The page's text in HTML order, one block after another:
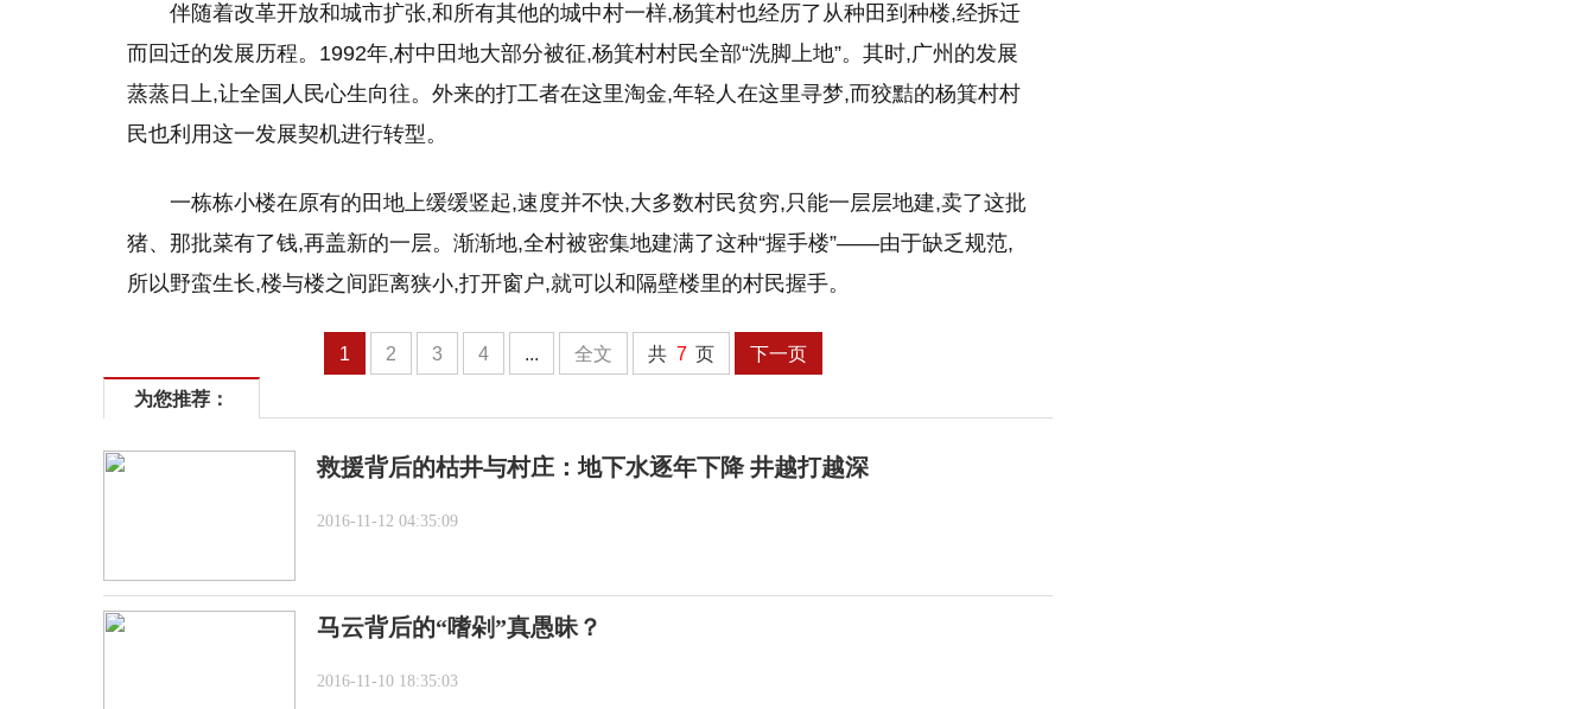
伴随着改革开放和城市扩张,和所有其他的城中村一样,杨箕村也经历了从种田到种楼,经拆迁
而回迁的发展历程。1992年,村中田地大部分被征,杨箕村村民全部“洗脚上地”。其时,广州的发展
蒸蒸日上,让全国人民心生向往。外来的打工者在这里淘金,年轻人在这里寻梦,而狡黠的杨箕村村
民也利用这一发展契机进行转型。
一栋栋小楼在原有的田地上缓缓竖起,速度并不快,大多数村民贫穷,只能一层层地建,卖了这批
猪、那批菜有了钱,再盖新的一层。渐渐地,全村被密集地建满了这种“握手楼”——由于缺乏规范,
所以野蛮生长,楼与楼之间距离狭小,打开窗户,就可以和隔壁楼里的村民握手。
1 2 3 4 ... 全文 共 7 页 下一页
为您推荐：
救援背后的枯井与村庄：地下水逐年下降 井越打越深
2016-11-12 04:35:09
马云背后的“嗜剁”真愚昧？
2016-11-10 18:35:03